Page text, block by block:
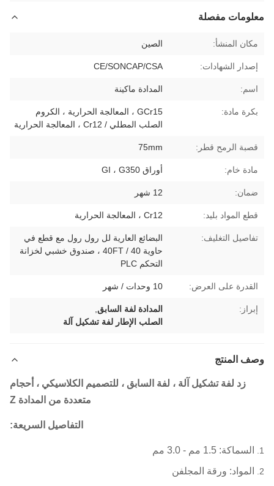
معلومات مفصلة
مكان المنشأ: الصين
إصدار الشهادات: CE/SONCAP/CSA
اسم: المدادة ماكينة
بكرة مادة:
GCr15 ، المعالجة الحرارية ، الكروم
الصلب المطلي / Cr12 ، المعالجة الحرارية
قصبة الرمح قطر: 75mm
مادة خام: أوراق GI ، G350
ضمان: 12 شهر
قطع المواد بليد: Cr12 ، المعالجة الحرارية
تفاصيل التغليف:
البضائع العارية لل رول رول مع قطع في
حاوية 40 / 40FT ، صندوق خشبي لخزانة
التحكم PLC
القدرة على العرض: 10 وحدات / شهر
إبراز: المدادة لفة السابق
الصلب الإطار لفة تشكيل آلة
وصف المنتج
زد لفة تشكيل آلة ، لفة السابق ، للتصميم الكلاسيكي ، أحجام
متعددة من المدادة Z
التفاصيل السريعة:
السماكة: 1.5 مم - 3.0 مم
المواد: ورقة المجلفن